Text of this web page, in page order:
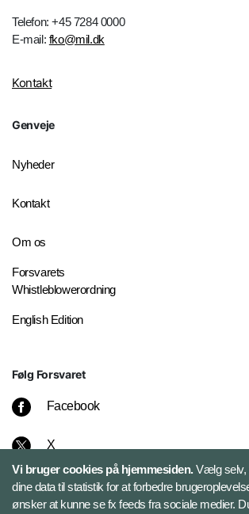
Telefon: +45 7284 0000
E-mail: fko@mil.dk
Kontakt
Genveje
Nyheder
Kontakt
Om os
Forsvarets
Whistleblowerordning
English Edition
Følg Forsvaret
Facebook
X
Instagram
Vi bruger cookies på hjemmesiden.Vælg selv,
dine data til statistik for at forbedre
ønsker at kunne se fx feeds fra sociale medier.